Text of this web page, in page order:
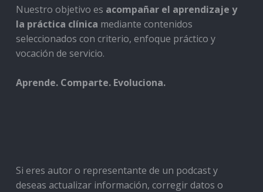
Nuestro objetivo es acompañar el aprendizaje y
la práctica clínica mediante contenidos
seleccionados con criterio, enfoque práctico y
vocación de servicio.
Aprende. Comparte. Evoluciona.
Si eres autor o representante de un podcast y
deseas actualizar información, corregir datos o